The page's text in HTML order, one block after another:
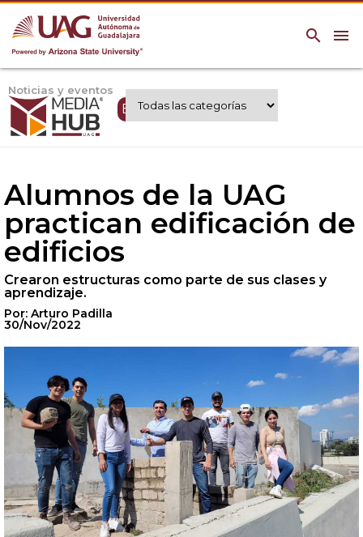
menu
search
Noticias y eventos
Expertos UAG
Alumnos de la UAG
practican edificación de
edificios
Crearon estructuras como parte de sus clases y
aprendizaje.
Por: Arturo Padilla
30/Nov/2022